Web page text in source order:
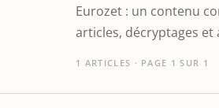
Eurozet : un contenu
articles, décryptages et
1 ARTICLES · PAGE 1 SUR 1